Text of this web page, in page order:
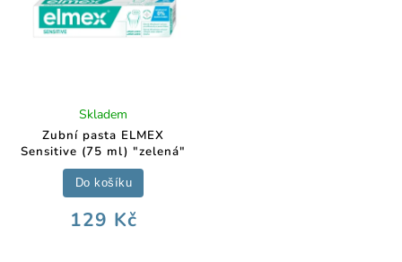
Zubní pasta ELMEX
Sensitive (75 ml) "zelená"
Skladem
129 Kč
Do košíku